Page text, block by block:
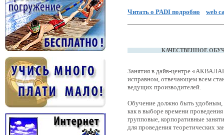
Читать о PADI подробно web
КАЧЕСТВЕННОЕ
Занятия в дайв-центре
исправном, отвечающем всем
ведущих производителей.
Обучение должно быть удобным,
как в выборе времени
групповые, корпоративные
для проведения теоретических